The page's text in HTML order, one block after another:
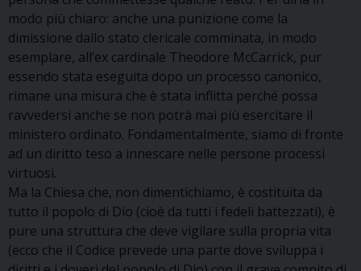
modo più chiaro: anche una punizione come la
dimissione dallo stato clericale comminata, in modo
esemplare, all’ex cardinale Theodore McCarrick, pur
essendo stata eseguita dopo un processo canonico,
rimane una misura che è stata inflitta perché possa
ravvedersi anche se non potrà mai più esercitare il
ministero ordinato. Fondamentalmente, siamo di fronte
ad un diritto teso a innescare nelle persone processi
virtuosi.
Ma la Chiesa che, non dimentichiamo, è costituita da
tutto il popolo di Dio (cioè da tutti i fedeli battezzati), è
pure una struttura che deve vigilare sulla propria vita
(ecco che il Codice prevede una parte dove sviluppa i